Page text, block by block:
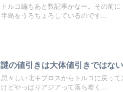
トルコ編もあと数記事かなー。その前
半島をうろちょろしているのです...
謎の値引きは大体値引きではな
忌々しい北キプロスからトルコに戻っ
けどやっぱりアジアって落ち着く...